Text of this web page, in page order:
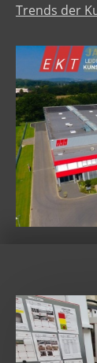
Trends der